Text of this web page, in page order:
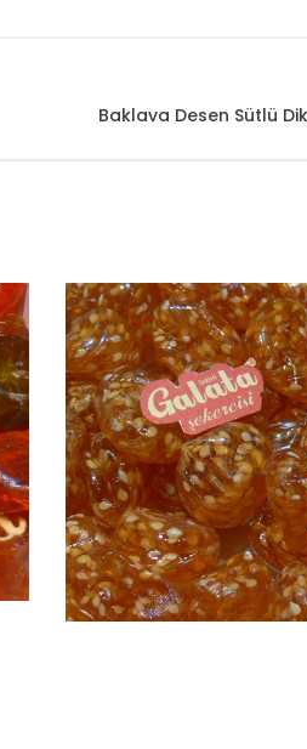
Baklava Desen Sütlü